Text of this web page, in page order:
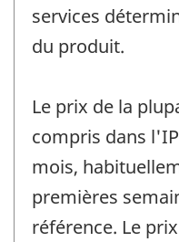
services
du produit.
Le prix de la
compris dans
mois,
premières
référence. Le